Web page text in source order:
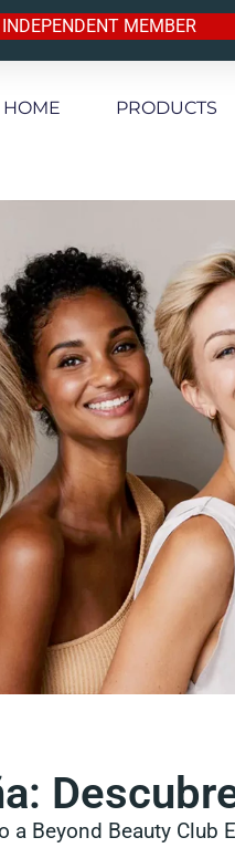
INDEPENDENT MEMBER‎‎‎
HOME PRODUCTS
a Beyond Beauty